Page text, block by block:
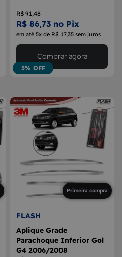
R$ 91,48
R$ 86,73 no Pix
em até 5x de R$ 17,35 sem juros
5% OFF
Comprar agora
Primeira compra
FLASH
Aplique Grade
Parachoque Inferior Gol
G4 2006/2008